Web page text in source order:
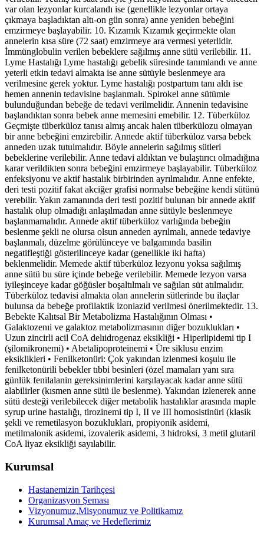
var olan lezyonlar kurcalandı ise (genellikle lezyonlar ortaya
çıkmaya başladıktan altı-on gün sonra) anne yeniden bebeğini
emzirmeye başlayabilir. 10. Kızamık Kızamık geçirmekte olan
annelerin kısa süre (72 saat) emzirmeye ara vermesi yeterlidir.
İmmünglobulin verilen bebeklere sağılmış anne sütü verilebilir. 11.
Lyme Hastalığı Lyme hastalığı gebelik süresinde tanımlandı ve anne
yeterli etkin tedavi almakta ise anne sütüyle beslenmeye ara
verilmesine gerek yoktur. Lyme hastalığı postpartum tanı aldı ise
hemen annenin tedavisine başlanmalı. Spirokel anne sütümle
bulunduğundan bebeğe de tedavi verilmelidir. Annenin tedavisine
başlandıktan sonra bebek anne memesini emebilir. 12. Tüberküloz
Geçmişte tüberküloz tanısı almış ancak halen tüberkülozu olmayan
bir anne bebeğini emzirebilir. Annede aktif tüberküloz varsa bebek
anneden uzak tutulmalıdır. Böyle annelerin sağılmış sütleri
bebeklerine verilebilir. Anne tedavi aldıktan ve bulaştırıcı olmadığına
karar verildikten sonra bebeğini emzirmeye başlayabilir. Tüberküloz
enfeksiyonu ve aktif hastalık birbirinden ayrılmalıdır. Anne enfekte,
deri testi pozitif fakat akciğer grafisi normalse bebeğine kendi sütünü
verebilir. Yakın zamanında deri testi pozitif bulunan bir annede aktif
hastalık olup olmadığı anlaşılmadan anne sütüyle beslenmeye
başlanmamalıdır. Annede aktif tüberküloz varlığında bebeğin
beslenme şekli ne olursa olsun anneden ayrılmalı, annede tedaviye
başlanmalı, düzelme görülünceye ve balgamında basilin
negatifleştiği gösterilinceye kadar (genellikle iki hafta)
beklenmelidir. Memede aktif tüberküloz lezyonu yoksa sağılmış
anne sütü bu süre içinde bebeğe verilebilir. Memede lezyon varsa
iyileşinceye kadar göğüsler boşaltılmalı ve sağılan süt atılmalıdır.
Tüberküloz tedavisi almakta olan annelerin sütlerinde bu ilaçlar
bulunsa da bebeğe profilaktik izoniazid verilmesi önerilmektedir. 13.
Bebekte Kalıtsal Bir Metabolizma Hastalığının Olması •
Galaktozenıi ve galaktoz metabolizmasının diğer bozuklukları •
Uzun zincirli acil CoA delıidrogenaz eksikliği • Hiperlipidemi tip I
(şilomikronemi) • Abetalipoproteinemi • Üre siklusu enzim
eksiklikleri • Fenilketonüri: Çok yakından izlenmesi koşulu ile
fenilketonürili bebekler tıbbi besinleri (özel mamaları yanı sıra
günlük fenilalanin gereksinimlerini karşılayacak kadar anne sütü
alabilirler (kısmen anne sütü ile beslenme). Yakından izlenerek anne
sütü desteği verilebilecek diğer metabolik hastalıklar arasında maple
syrup urine hastalığı, tirozinemi tip I, II ve III homosistinüri (klasik
şekli ve remetilasyon bozuklukları, propiyonik asidemi,
metilmalonik asidemi, izovalerik asidemi, 3 hidroksi, 3 metil glutaril
CoA liyaz eksikliği sayılabilir.
Kurumsal
Hastanemizin Tarihçesi
Organizasyon Şeması
Vizyonumuz,Misyonumuz ve Politikamız
Kurumsal Amaç ve Hedeflerimiz